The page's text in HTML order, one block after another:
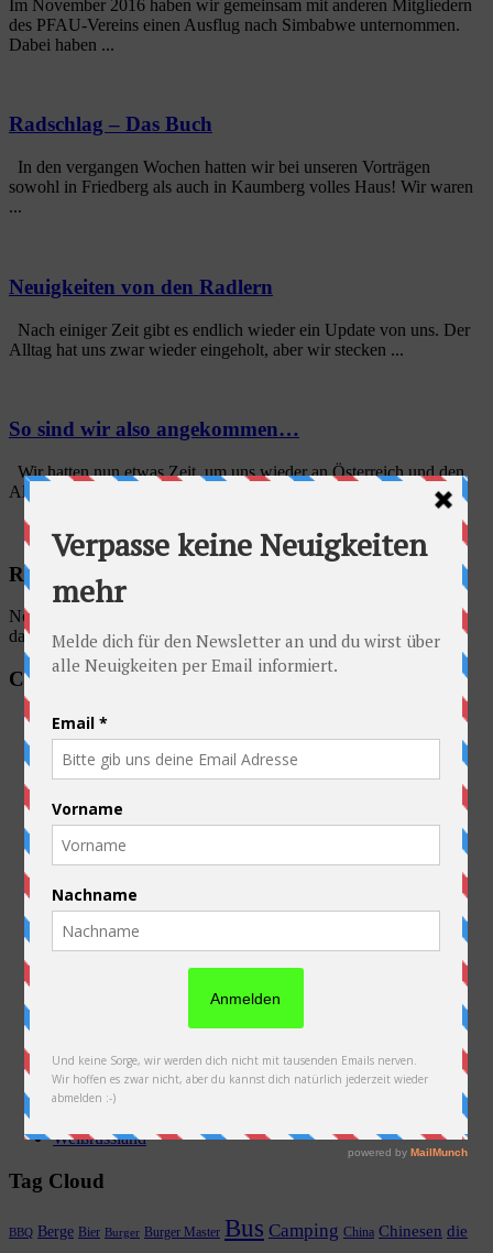
Im November 2016 haben wir gemeinsam mit anderen Mitgliedern
des PFAU-Vereins einen Ausflug nach Simbabwe unternommen.
Dabei haben ...
Radschlag – Das Buch
In den vergangen Wochen hatten wir bei unseren Vorträgen
sowohl in Friedberg als auch in Kaumberg volles Haus! Wir waren
...
Neuigkeiten von den Radlern
Nach einiger Zeit gibt es endlich wieder ein Update von uns. Der
Alltag hat uns zwar wieder eingeholt, aber wir stecken ...
So sind wir also angekommen…
Wir hatten nun etwas Zeit, um uns wieder an Österreich und den
Alltag hier zu gewöhnen. Und schön langsam gehen wir die ...
Radschlag auf Facebook
No account found, Please enter the account ID available in the
dashboard
Categories
Allgemein
Ausrüstung
Australien
Belgien
China
Deutschland
Frankreich
Kasachstan
Laos
Neuseeland
Slowakei
Thailand
Ukraine
Weißrussland
Tag Cloud
BBQ Berge Bier Burger Burger Master Bus Camping China Chinesen die